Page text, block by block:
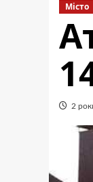
Місто
2